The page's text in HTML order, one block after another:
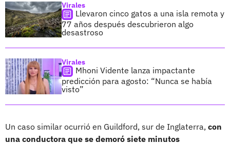
Virales
Llevaron cinco gatos a una isla remota y
77 años después descubrieron algo
desastroso
Virales
Mhoni Vidente lanza impactante
predicción para agosto: “Nunca se había
visto”
Un caso similar ocurrió en Guildford, sur de Inglaterra, con
una conductora que se demoró siete minutos